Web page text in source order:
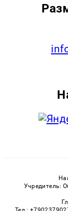
Учредитель: